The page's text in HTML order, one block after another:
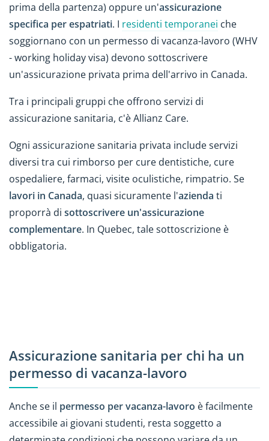
prima della partenza) oppure un'assicurazione
specifica per espatriati. I residenti temporanei che
soggiornano con un permesso di vacanza-lavoro (WHV
- working holiday visa) devono sottoscrivere
un'assicurazione privata prima dell'arrivo in Canada.
Tra i principali gruppi che offrono servizi di
assicurazione sanitaria, c'è Allianz Care.
Ogni assicurazione sanitaria privata include servizi
diversi tra cui rimborso per cure dentistiche, cure
ospedaliere, farmaci, visite oculistiche, rimpatrio. Se
lavori in Canada, quasi sicuramente l'azienda ti
proporrà di sottoscrivere un'assicurazione
complementare. In Quebec, tale sottoscrizione è
obbligatoria.
Assicurazione sanitaria per chi ha un
permesso di vacanza-lavoro
Anche se il permesso per vacanza-lavoro è facilmente
accessibile ai giovani studenti, resta soggetto a